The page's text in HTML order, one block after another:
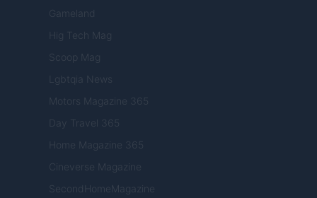
Gameland
Hig Tech Mag
Scoop Mag
Lgbtqia News
Motors Magazine 365
Day Travel 365
Home Magazine 365
Cineverse Magazine
SecondHomeMagazine